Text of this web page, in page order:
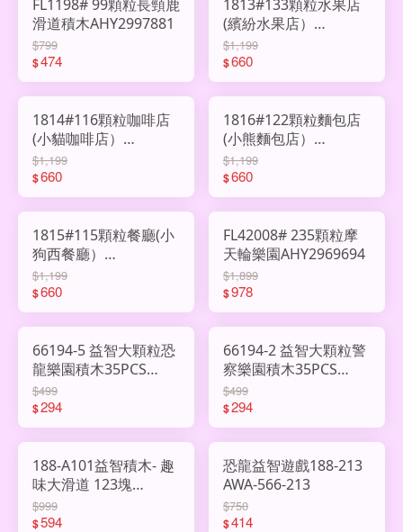
FL1198# 99顆粒長頸鹿
滑道積木AHY2997881
$799
$474
1813#133顆粒水果店
(繽紛水果店）
AHY2994249
$1,199
$660
1814#116顆粒咖啡店
(小貓咖啡店）
AHY2994248
$1,199
$660
1816#122顆粒麵包店
(小熊麵包店）
AHY2994247
$1,199
$660
1815#115顆粒餐廳(小
狗西餐廳）
AHY2990190
$1,199
$660
FL42008# 235顆粒摩
天輪樂園AHY2969694
$1,899
$978
66194-5 益智大顆粒恐
龍樂園積木35PCS
AHY2977977
$499
$294
66194-2 益智大顆粒警
察樂園積木35PCS
AHY2977976
$499
$294
188-A101益智積木- 趣
味大滑道 123塊
AHY2967068
$999
$594
恐龍益智遊戲188-213
AWA-566-213
$750
$414